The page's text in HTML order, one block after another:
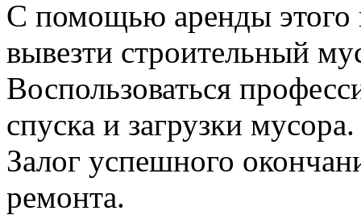
С помощью аренды этого
вывезти строительный
Воспользоваться
спуска и загрузки мусора.
Залог успешного
ремонта.